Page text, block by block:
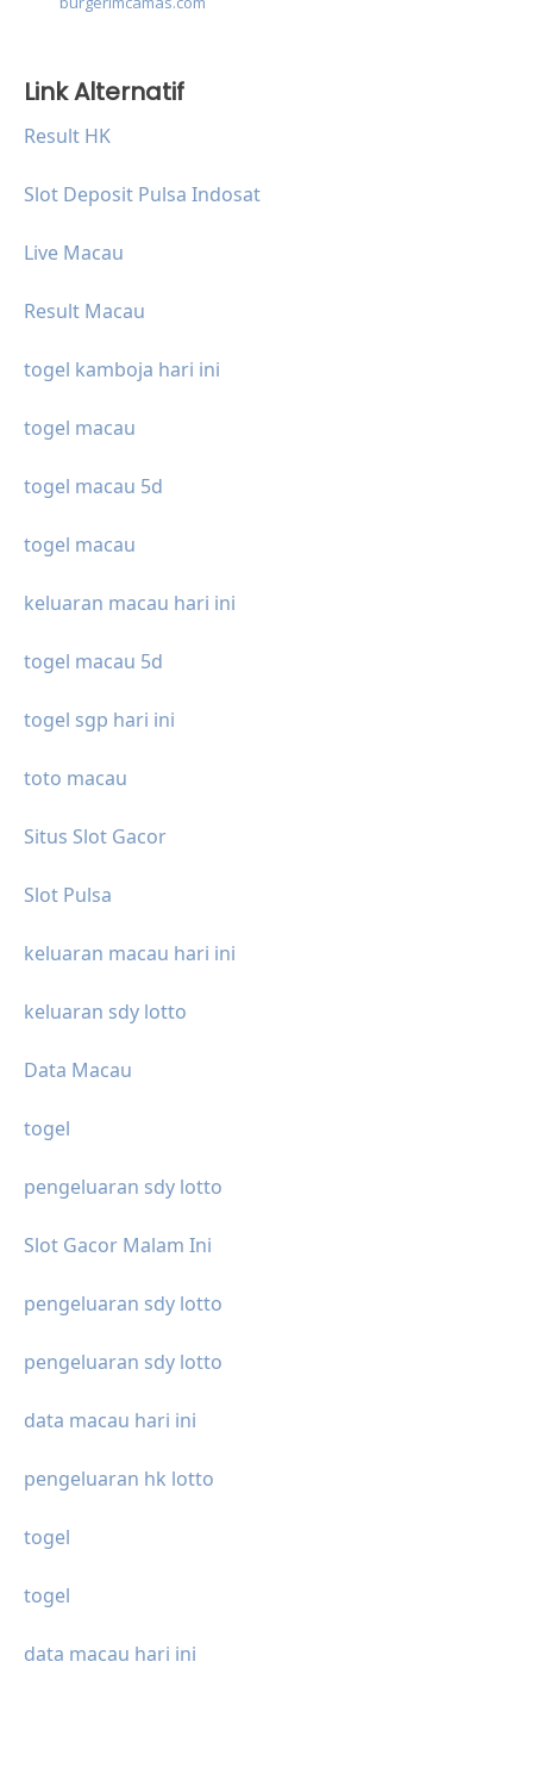
Link Alternatif
Result HK
Slot Deposit Pulsa Indosat
Live Macau
Result Macau
togel kamboja hari ini
togel macau
togel macau 5d
togel macau
keluaran macau hari ini
togel macau 5d
togel sgp hari ini
toto macau
Situs Slot Gacor
Slot Pulsa
keluaran macau hari ini
keluaran sdy lotto
Data Macau
togel
pengeluaran sdy lotto
Slot Gacor Malam Ini
pengeluaran sdy lotto
pengeluaran sdy lotto
data macau hari ini
pengeluaran hk lotto
togel
togel
data macau hari ini